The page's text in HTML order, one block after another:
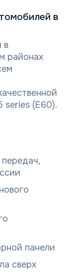
в
в
районах
series (E60).
панели
сверх